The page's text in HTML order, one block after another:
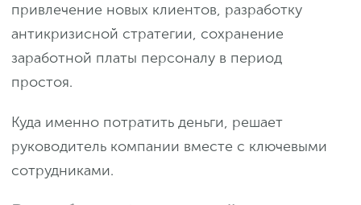
привлечение новых клиентов, разработку
антикризисной стратегии, сохранение
заработной платы персоналу в период
простоя.
Куда именно потратить деньги, решает
руководитель компании вместе с ключевыми
сотрудниками.